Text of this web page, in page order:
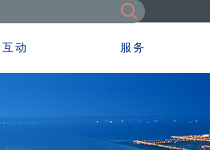
互动 服务